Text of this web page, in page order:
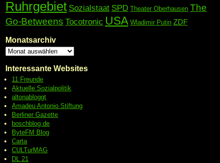
Ruhrgebiet Sozialstaat SPD Theater Oberhausen The
Go-Betweens Tocotronic USA Wladimir Putin ZDF
Monatsarchiv
Interessante Websites
11 Freunde
Aktuelle Sozialpolitik
altonabloggt
Amadeu Antonio Stiftung
Berliner Gazette
boschblog.de
ByteFM Blog
Carta
CULTurMAG
DL 21